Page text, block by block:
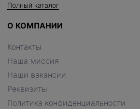
Полный каталог
О КОМПАНИИ
Контакты
Наша миссия
Наши вакансии
Реквизиты
Политика конфиденциальности